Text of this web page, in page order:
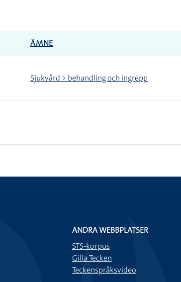
ÄMNE
Sjukvård > behandling och ingrepp
ANDRA WEBBPLATSER
STS-korpus
Gilla Tecken
Teckenspråksvideo